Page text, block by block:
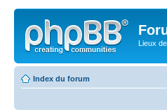
Lieux
Index du forum